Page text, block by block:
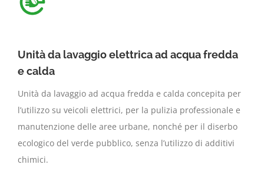
Unità da lavaggio elettrica ad acqua fredda
e calda
Unità da lavaggio ad acqua fredda e calda concepita per
l’utilizzo su veicoli elettrici, per la pulizia professionale e
manutenzione delle aree urbane, nonché per il diserbo
ecologico del verde pubblico, senza l’utilizzo di additivi
chimici.